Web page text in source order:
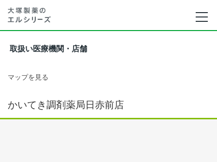
取扱い医療機関・店舗
マップを見る
かいてき調剤薬局日赤前店